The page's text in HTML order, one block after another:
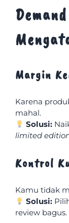
Margin
Karena
mahal.
Solusi:
limited
Kontrol
Kamu tidak
Solusi:
review bagus.